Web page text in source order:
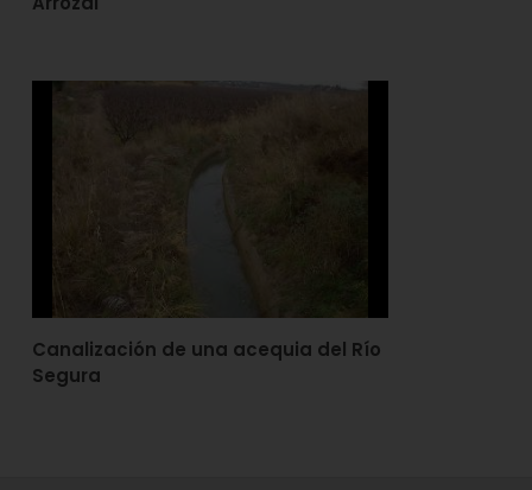
Canalización de una acequia del Río
Segura